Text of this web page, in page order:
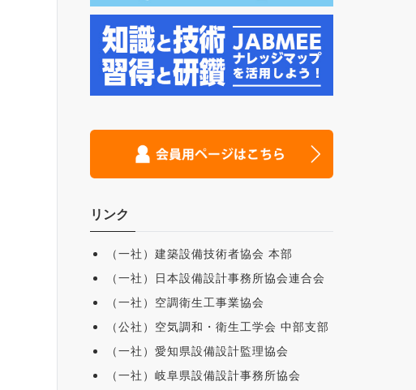
リンク
（一社）建築設備技術者協会 本部
（一社）日本設備設計事務所協会連合会
（一社）空調衛生工事業協会
（公社）空気調和・衛生工学会 中部支部
（一社）愛知県設備設計監理協会
（一社）岐阜県設備設計事務所協会